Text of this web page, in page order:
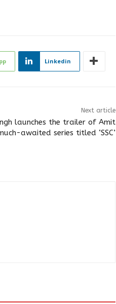
Linkedin
Next article
launches the trailer of Amit
awaited series titled ‘SSC’